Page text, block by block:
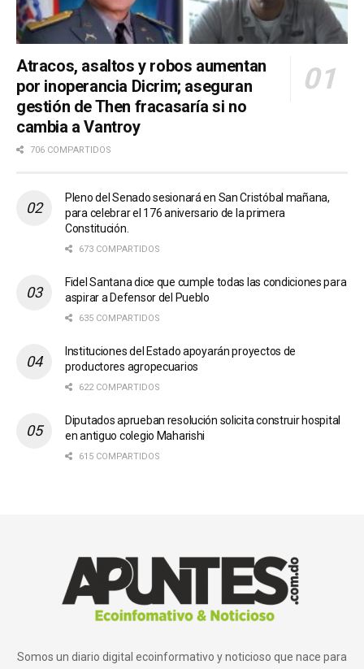
Atracos, asaltos y robos aumentan
por inoperancia Dicrim; aseguran
gestión de Then fracasaría si no
cambia a Vantroy
706 COMPARTIDOS
Pleno del Senado sesionará en San Cristóbal mañana,
para celebrar el 176 aniversario de la primera
Constitución.
673 COMPARTIDOS
Fidel Santana dice que cumple todas las condiciones para
aspirar a Defensor del Pueblo
635 COMPARTIDOS
Instituciones del Estado apoyarán proyectos de
productores agropecuarios
622 COMPARTIDOS
Diputados aprueban resolución solicita construir hospital
en antiguo colegio Maharishi
615 COMPARTIDOS
Somos un diario digital ecoinformativo y noticioso que nace para